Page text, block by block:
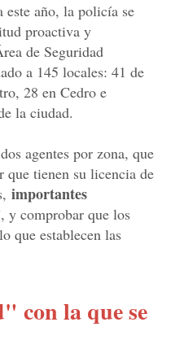
este año, la policía se
proactiva y
de Seguridad
a 145 locales: 41 de
28 en Cedro e
la ciudad.
agentes por zona, que
que tienen su licencia de
importantes
y comprobar que los
que establecen las
con la que se